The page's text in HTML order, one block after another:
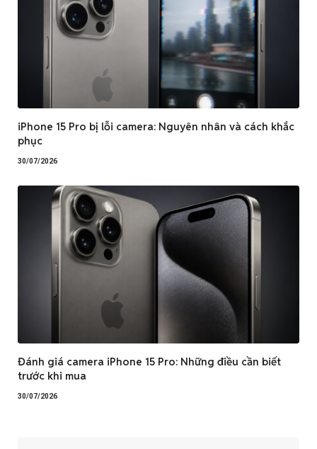
iPhone 15 Pro bị lỗi camera: Nguyên nhân và cách khắc
phục
30/07/2026
Đánh giá camera iPhone 15 Pro: Những điều cần biết
trước khi mua
30/07/2026